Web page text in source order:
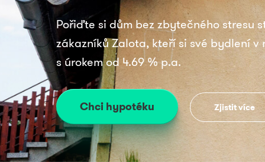
Pořiďte si dům bez zbytečného stresu
zákazníků Zalota, kteří si své bydlení v
s úrokem od 4.69% p.a.
Chci hypotéku Zjistit více